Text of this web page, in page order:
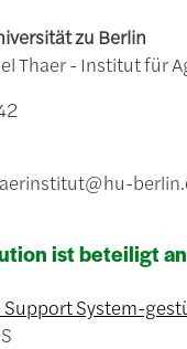
zu Berlin
Thaer - Institut für
ist beteiligt
Support System-